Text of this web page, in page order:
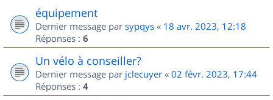
équipement
Dernier message par sypqys « 18 avr. 2023, 12:18
Réponses : 6
Un vélo à conseiller?
Dernier message par jclecuyer « 02 févr. 2023, 17:44
Réponses : 4